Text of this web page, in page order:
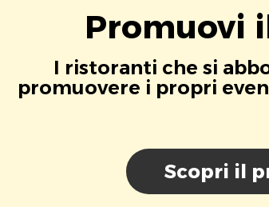
Promuovi
I ristoranti che si
promuovere i propri
Scopri il